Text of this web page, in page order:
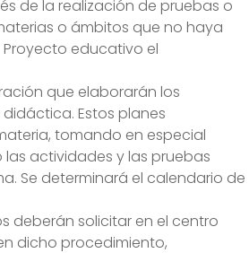
de la realización de pruebas o
o ámbitos que no haya
educativo el
que elaborarán los
Estos planes
tomando en especial
actividades y las pruebas
Se determinará el calendario de
deberán solicitar en el centro
dicho procedimiento,